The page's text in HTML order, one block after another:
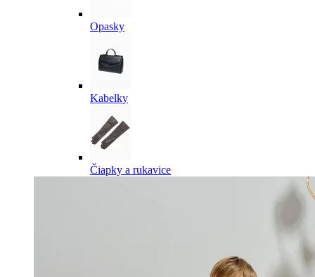
Opasky
Kabelky
Čiapky a rukavice